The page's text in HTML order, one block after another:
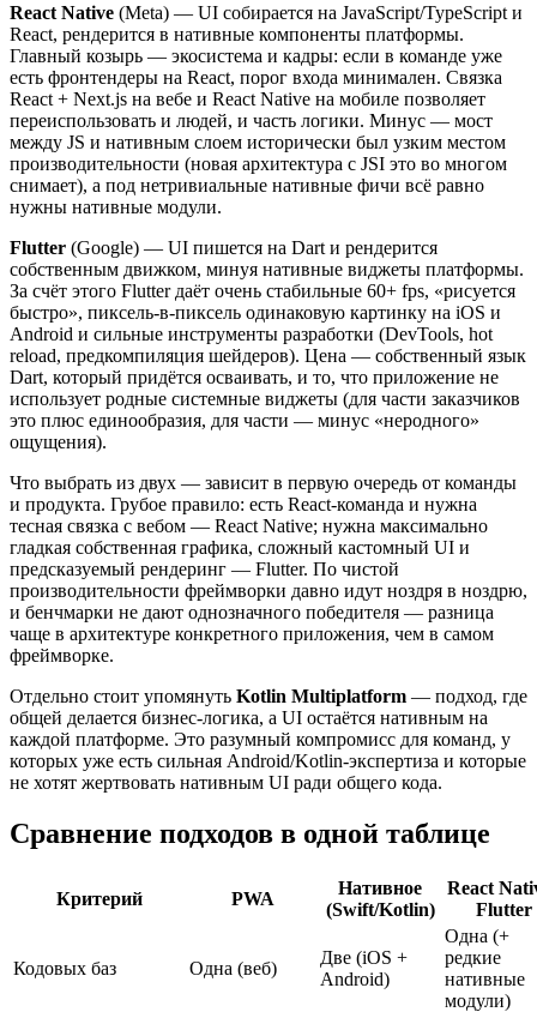
React Native (Meta) — UI собирается на JavaScript/TypeScript и
React, рендерится в нативные компоненты платформы.
Главный козырь — экосистема и кадры: если в команде уже
есть фронтендеры на React, порог входа минимален. Связка
React + Next.js на вебе и React Native на мобиле позволяет
переиспользовать и людей, и часть логики. Минус — мост
между JS и нативным слоем исторически был узким местом
производительности (новая архитектура с JSI это во многом
снимает), а под нетривиальные нативные фичи всё равно
нужны нативные модули.
Flutter (Google) — UI пишется на Dart и рендерится
собственным движком, минуя нативные виджеты платформы.
За счёт этого Flutter даёт очень стабильные 60+ fps, «рисуется
быстро», пиксель-в-пиксель одинаковую картинку на iOS и
Android и сильные инструменты разработки (DevTools, hot
reload, предкомпиляция шейдеров). Цена — собственный язык
Dart, который придётся осваивать, и то, что приложение не
использует родные системные виджеты (для части заказчиков
это плюс единообразия, для части — минус «неродного»
ощущения).
Что выбрать из двух — зависит в первую очередь от команды
и продукта. Грубое правило: есть React-команда и нужна
тесная связка с вебом — React Native; нужна максимально
гладкая собственная графика, сложный кастомный UI и
предсказуемый рендеринг — Flutter. По чистой
производительности фреймворки давно идут ноздря в ноздрю,
и бенчмарки не дают однозначного победителя — разница
чаще в архитектуре конкретного приложения, чем в самом
фреймворке.
Отдельно стоит упомянуть Kotlin Multiplatform — подход, где
общей делается бизнес-логика, а UI остаётся нативным на
каждой платформе. Это разумный компромисс для команд, у
которых уже есть сильная Android/Kotlin-экспертиза и которые
не хотят жертвовать нативным UI ради общего кода.
Сравнение подходов в одной таблице
Критерий PWA
Нативное
(Swift/Kotlin)
React
Flutter
Кодовых баз Одна (веб)
Две (iOS +
Android)
Одна (+
редкие
нативные
модули)